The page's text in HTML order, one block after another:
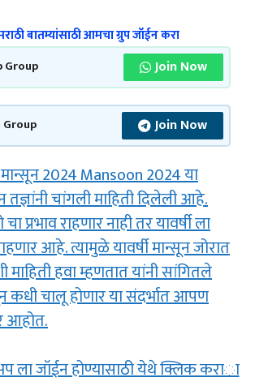
बातम्यांसाठी आमचा ग्रुप जॉईन करा
Group Join Now
Join Now
2024 Mansoon 2024 या
तज्ञांनी चांगली माहिती दिलेली आहे.
चा प्रभाव राहणार नाही तर यावर्षी ला
आहे. त्यामुळे यावर्षी मान्सून जोरात
हवा म्हणतात यांनी सांगितले
चालू होणार या संदर्भात आपण
आहोत.
ला जॉईन होण्यासाठी येथे क्लिक करा